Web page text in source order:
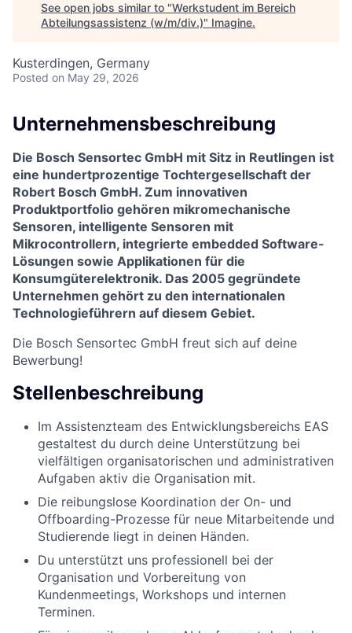
See open jobs similar to "Werkstudent im Bereich
Abteilungsassistenz (w/m/div.)" Imagine.
Kusterdingen, Germany
Posted on May 29, 2026
Unternehmensbeschreibung
Die Bosch Sensortec GmbH mit Sitz in Reutlingen ist
eine hundertprozentige Tochtergesellschaft der
Robert Bosch GmbH. Zum innovativen
Produktportfolio gehören mikromechanische
Sensoren, intelligente Sensoren mit
Mikrocontrollern, integrierte embedded Software-
Lösungen sowie Applikationen für die
Konsumgüterelektronik. Das 2005 gegründete
Unternehmen gehört zu den internationalen
Technologieführern auf diesem Gebiet.
Die Bosch Sensortec GmbH freut sich auf deine
Bewerbung!
Stellenbeschreibung
Im Assistenzteam des Entwicklungsbereichs EAS
gestaltest du durch deine Unterstützung bei
vielfältigen organisatorischen und administrativen
Aufgaben aktiv die Organisation mit.
Die reibungslose Koordination der On- und
Offboarding-Prozesse für neue Mitarbeitende und
Studierende liegt in deinen Händen.
Du unterstützt uns professionell bei der
Organisation und Vorbereitung von
Kundenmeetings, Workshops und internen
Terminen.